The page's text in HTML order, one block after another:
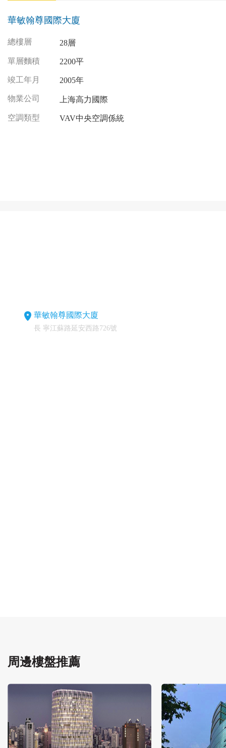
華敏翰尊國際大廈
總樓層 28層
單層麵積 2200平
竣工年月 2005年
物業公司 上海高力國際
空調類型 VAV中央空調係統
華敏翰尊國際大廈
長 寧江蘇路延安西路726號
周邊樓盤推薦